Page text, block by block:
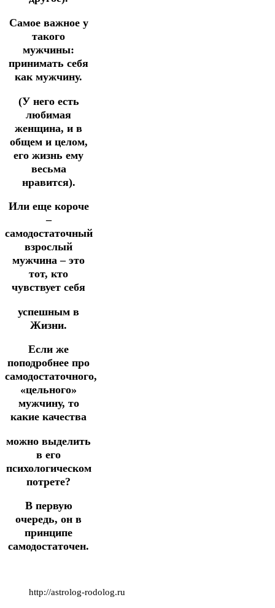
Самое важное у
такого
мужчины:
принимать себя
как мужчину.
(У него есть
любимая
женщина, и в
общем и целом,
его жизнь ему
весьма
нравится).
Или еще короче
–
самодостаточный
взрослый
мужчина – это
тот, кто
чувствует себя
успешным в
Жизни.
Если же
поподробнее про
самодостаточного,
«цельного»
мужчину, то
какие качества
можно выделить
в его
психологическом
потрете?
В первую
очередь, он в
принципе
самодостаточен.
http://astrolog-rodolog.ru